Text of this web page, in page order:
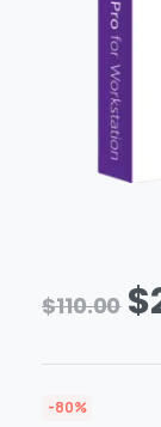
$110.00 $
-80%